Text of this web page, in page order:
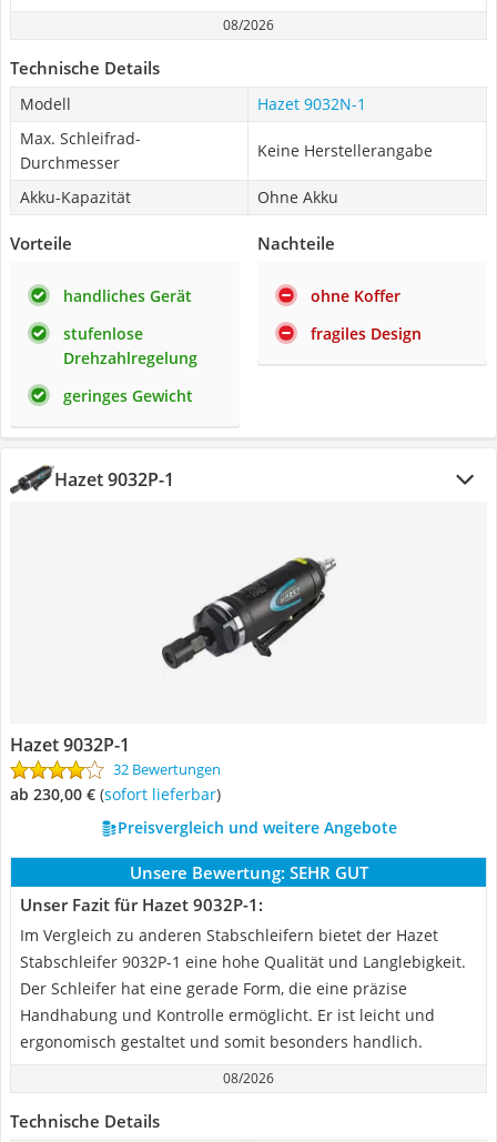
08/2026
Technische Details
Modell
Hazet 9032N-1
Max. Schleifrad-
Durchmesser
Keine Herstellerangabe
Akku-Kapazität Ohne Akku
Vorteile
handliches Gerät
stufenlose
Drehzahlregelung
geringes Gewicht
Nachteile
ohne Koffer
fragiles Design
Hazet 9032P-1
Hazet 9032P-1
32 Bewertungen
ab 230,00 € ( Sofort lieferbar)
Preisvergleich und weitere Angebote
Unsere Bewertung: SEHR GUT
Unser Fazit für Hazet 9032P-1:
Im Vergleich zu anderen Stabschleifern bietet der Hazet
Stabschleifer 9032P-1 eine hohe Qualität und Langlebigkeit.
Der Schleifer hat eine gerade Form, die eine präzise
Handhabung und Kontrolle ermöglicht. Er ist leicht und
ergonomisch gestaltet und somit besonders handlich.
08/2026
Technische Details